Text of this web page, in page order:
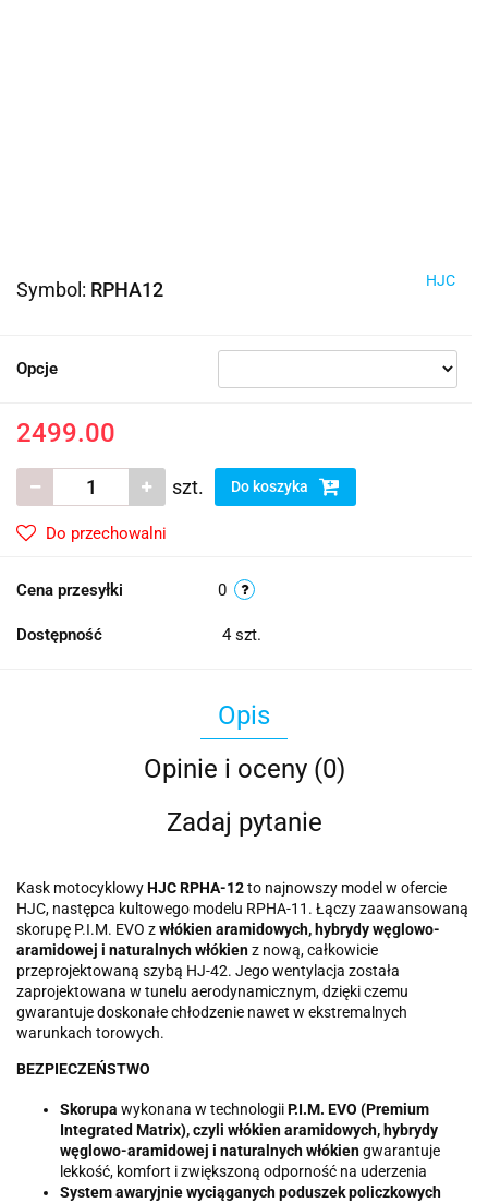
Symbol: RPHA12 HJC
Opcje
2499.00
szt. Do koszyka
Do przechowalni
Cena przesyłki 0
Dostępność 4 szt.
Opis
Opinie i oceny (0)
Zadaj pytanie
Kask motocyklowyHJC RPHA-12to najnowszy model w ofercie
HJC, następca kultowego modelu RPHA-11. Łączy zaawansowaną
skorupę P.I.M. EVO zwłókien aramidowych, hybrydy węglowo-
aramidowej i naturalnych włókienz nową, całkowicie
przeprojektowaną szybą HJ-42. Jego wentylacja została
zaprojektowana w tunelu aerodynamicznym, dzięki czemu
gwarantuje doskonałe chłodzenie nawet w ekstremalnych
warunkach torowych.
BEZPIECZEŃSTWO
Skorupa wykonana w technologiiP.I.M. EVO (Premium
Integrated Matrix), czyli włókien aramidowych, hybrydy
węglowo-aramidowej i naturalnych włókiengwarantuje
lekkość, komfort i zwiększoną odporność na uderzenia
System awaryjnie wyciąganych poduszek policzkowych